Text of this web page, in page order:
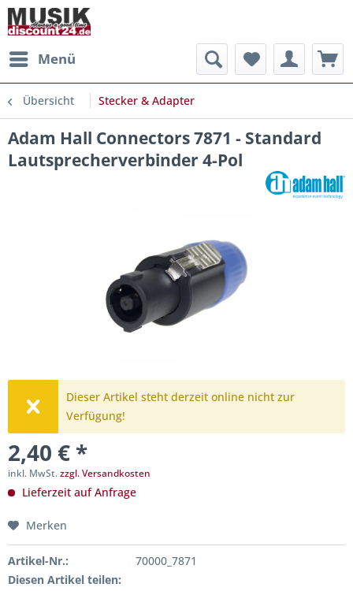
Menü
Übersicht Stecker & Adapter
Adam Hall Connectors 7871 - Standard
Lautsprecherverbinder 4-Pol
Dieser Artikel steht derzeit online nicht zur
Verfügung!
2,40 € *
inkl. MwSt.zzgl. Versandkosten
Lieferzeit auf Anfrage
Merken
Artikel-Nr.:
70000_7871
Diesen Artikel teilen: